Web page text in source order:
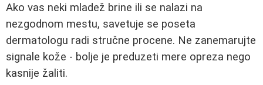
Ako vas neki mladež brine ili se nalazi na
nezgodnom mestu, savetuje se poseta
dermatologu radi stručne procene. Ne zanemarujte
signale kože - bolje je preduzeti mere opreza nego
kasnije žaliti.